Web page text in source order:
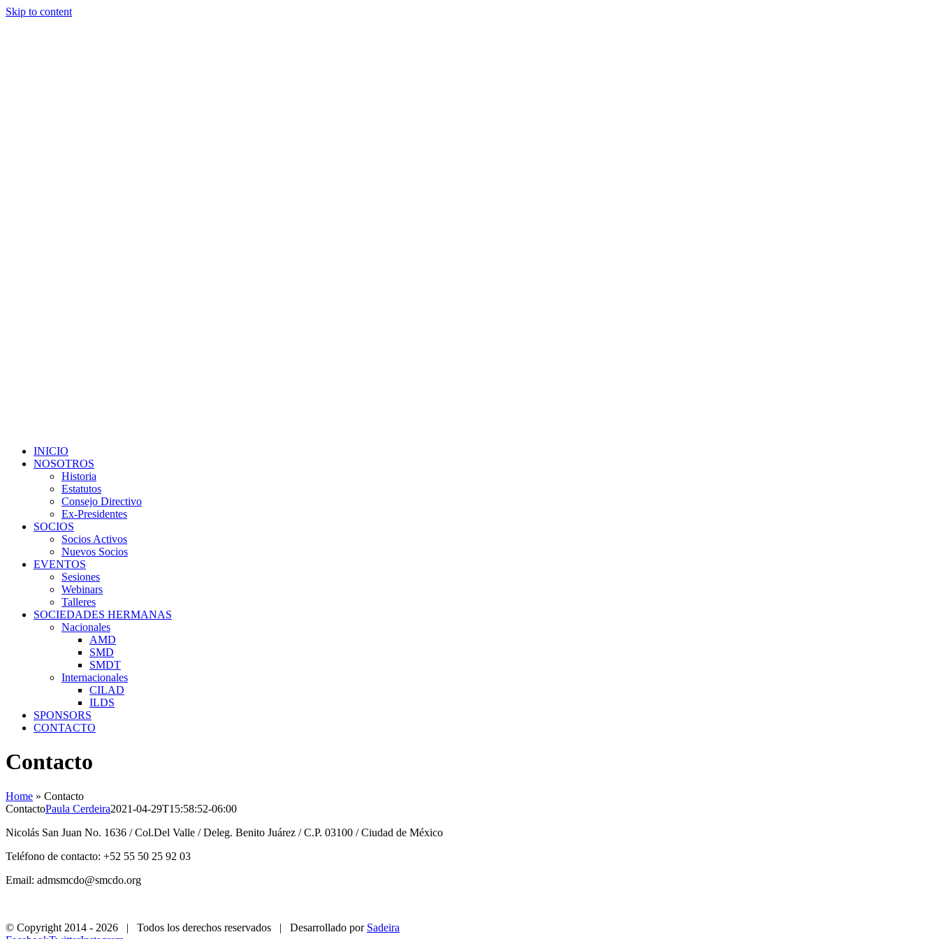
Skip to content
INICIO
NOSOTROS
Historia
Estatutos
Consejo Directivo
Ex-Presidentes
SOCIOS
Socios Activos
Nuevos Socios
EVENTOS
Sesiones
Webinars
Talleres
SOCIEDADES HERMANAS
Nacionales
AMD
SMD
SMDT
Internacionales
CILAD
ILDS
SPONSORS
CONTACTO
Contacto
Home » Contacto
ContactoPaula Cerdeira2021-04-29T15:58:52-06:00
Nicolás San Juan No. 1636 / Col.Del Valle / Deleg. Benito Juárez / C.P. 03100 / Ciudad de México
Teléfono de contacto: +52 55 50 25 92 03
Email: admsmcdo@smcdo.org
© Copyright 2014 - 2026 | Todos los derechos reservados | Desarrollado por Sadeira